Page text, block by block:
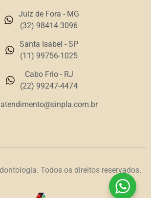
Juiz de Fora - MG
(32) 98414-3096
Santa Isabel - SP
(11) 99756-1025
Cabo Frio - RJ
(22) 99247-4474
atendimento@sinpla.com.br
Todos os direitos reservados.